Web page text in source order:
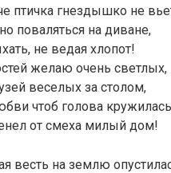
птичка гнездышко не
поваляться на диване,
не ведая хлопот!
желаю очень светлых,
веселых за столом,
чтоб голова
от смеха милый дом!
весть на землю